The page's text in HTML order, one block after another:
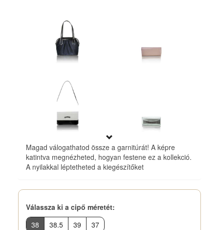
Magad válogathatod össze a garnitúrát! A képre
katintva megnézheted, hogyan festene ez a kollekció.
A nyilakkal léptetheted a kiegészítőket
Válassza ki a cipő méretét:
38
38.5 39 37